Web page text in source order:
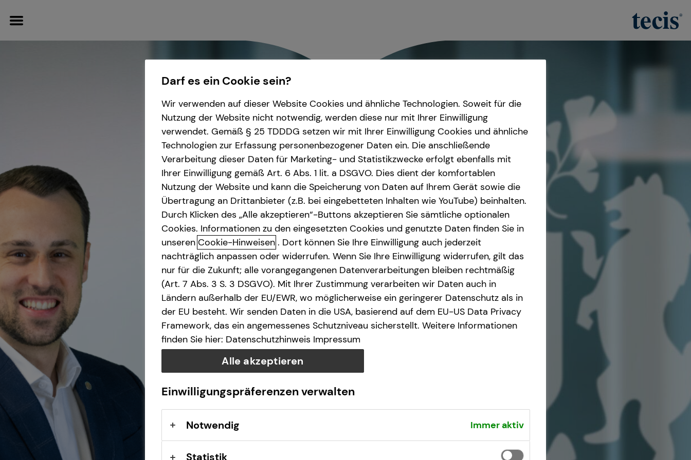
Initiativbewerbung
Über tecis
Podcast
teamzukunft
Schadenabwicklung
Darf es ein Cookie sein?
Wir verwenden auf dieser Website Cookies und ähnliche Technologien. Soweit für die
Nutzung der Website nicht notwendig, werden diese nur mit Ihrer Einwilligung
verwendet. Gemäß § 25 TDDDG setzen wir mit Ihrer Einwilligung Cookies und ähnliche
Technologien zur Erfassung personenbezogener Daten ein. Die anschließende
Verarbeitung dieser Daten für Marketing- und Statistikzwecke erfolgt ebenfalls mit
Ihrer Einwilligung gemäß Art. 6 Abs. 1 lit. a DSGVO. Dies dient der komfortablen
Nutzung der Website und kann die Speicherung von Daten auf Ihrem Gerät sowie die
Übertragung an Drittanbieter (z.B. bei eingebetteten Inhalten wie YouTube) beinhalten.
Durch Klicken des „Alle akzeptieren“-Buttons akzeptieren Sie sämtliche optionalen
Cookies. Informationen zu den eingesetzten Cookies und genutzte Daten finden Sie in
unseren Cookie-Hinweisen . Dort können Sie Ihre Einwilligung auch jederzeit
nachträglich anpassen oder widerrufen. Wenn Sie Ihre Einwilligung widerrufen, gilt das
nur für die Zukunft; alle vorangegangenen Datenverarbeitungen bleiben rechtmäßig
(Art. 7 Abs. 3 S. 3 DSGVO). Mit Ihrer Zustimmung verarbeiten wir Daten auch in
Ländern außerhalb der EU/EWR, wo möglicherweise ein geringerer Datenschutz als in
der EU besteht. Wir senden Daten in die USA, basierend auf dem EU-US Data Privacy
Framework, das ein angemessenes Schutzniveau sicherstellt. Weitere Informationen
finden Sie hier: Datenschutzhinweis Impressum
Alle akzeptieren
Einwilligungspräferenzen verwalten
Notwendig Immer aktiv
Statistik